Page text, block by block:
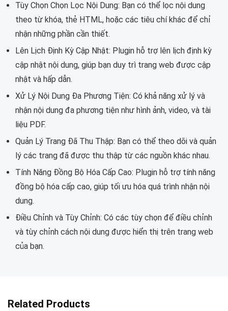
Tùy Chọn Chọn Lọc Nội Dung: Bạn có thể lọc nội dung
theo từ khóa, thẻ HTML, hoặc các tiêu chí khác để chỉ
nhận những phần cần thiết.
Lên Lịch Định Kỳ Cập Nhật: Plugin hỗ trợ lên lịch định kỳ
cập nhật nội dung, giúp bạn duy trì trang web được cập
nhật và hấp dẫn.
Xử Lý Nội Dung Đa Phương Tiện: Có khả năng xử lý và
nhận nội dung đa phương tiện như hình ảnh, video, và tài
liệu PDF.
Quản Lý Trang Đã Thu Thập: Bạn có thể theo dõi và quản
lý các trang đã được thu thập từ các nguồn khác nhau.
Tính Năng Đồng Bộ Hóa Cấp Cao: Plugin hỗ trợ tính năng
đồng bộ hóa cấp cao, giúp tối ưu hóa quá trình nhận nội
dung.
Điều Chỉnh và Tùy Chỉnh: Có các tùy chọn để điều chỉnh
và tùy chỉnh cách nội dung được hiển thị trên trang web
của bạn.
Related Products